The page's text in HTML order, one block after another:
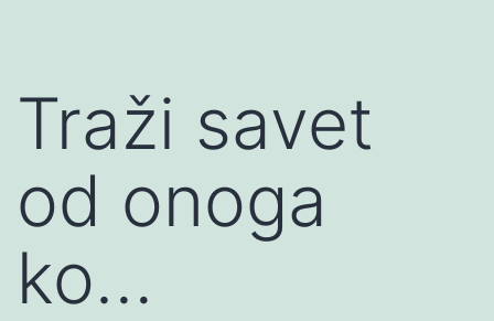
Traži savet
od onoga
ko…